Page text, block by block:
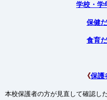
学校・学
保健
食育
《保護
本校保護者の方が見直して確認し